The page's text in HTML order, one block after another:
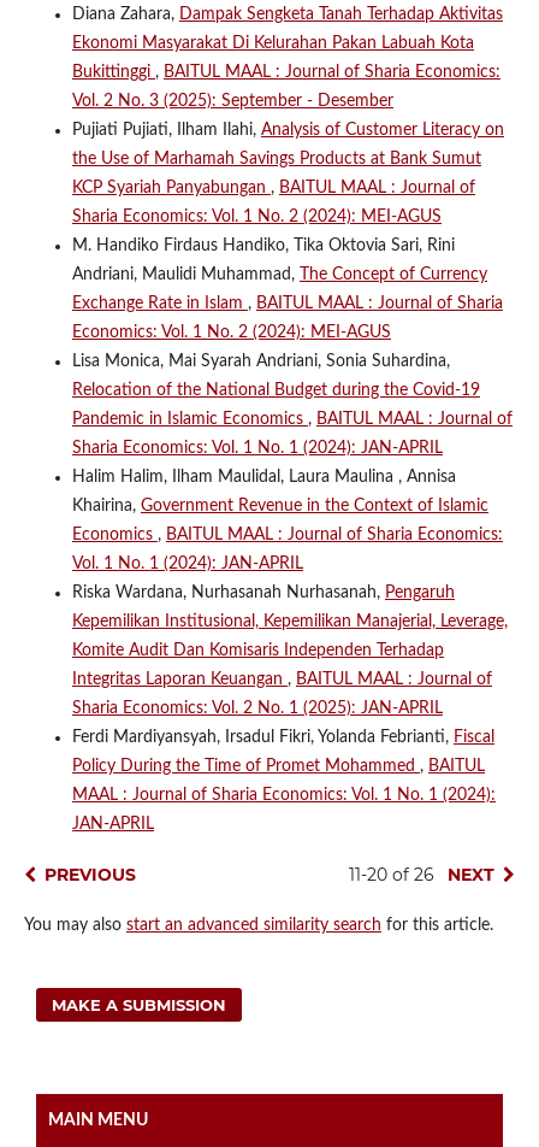
Diana Zahara,
Dampak Sengketa Tanah Terhadap Aktivitas
Ekonomi Masyarakat Di Kelurahan Pakan Labuah Kota
Bukittinggi , BAITUL MAAL : Journal of Sharia Economics:
Vol. 2 No. 3 (2025): September - Desember
Pujiati Pujiati, Ilham Ilahi, Analysis of Customer Literacy on
the Use of Marhamah Savings Products at Bank Sumut
KCP Syariah Panyabungan , BAITUL MAAL : Journal of
Sharia Economics: Vol. 1 No. 2 (2024): MEI-AGUS
M. Handiko Firdaus Handiko, Tika Oktovia Sari, Rini
Andriani, Maulidi Muhammad,
The Concept of Currency
Exchange Rate in Islam , BAITUL MAAL : Journal of Sharia
Economics: Vol. 1 No. 2 (2024): MEI-AGUS
Lisa Monica, Mai Syarah Andriani, Sonia Suhardina,
Relocation of the National Budget during the Covid-19
Pandemic in Islamic Economics , BAITUL MAAL : Journal of
Sharia Economics: Vol. 1 No. 1 (2024): JAN-APRIL
Halim Halim, Ilham Maulidal, Laura Maulina , Annisa
Khairina, Government Revenue in the Context of Islamic
Economics , BAITUL MAAL : Journal of Sharia Economics:
Vol. 1 No. 1 (2024): JAN-APRIL
Riska Wardana, Nurhasanah Nurhasanah, Pengaruh
Kepemilikan Institusional, Kepemilikan Manajerial, Leverage,
Komite Audit Dan Komisaris Independen Terhadap
Integritas Laporan Keuangan , BAITUL MAAL : Journal of
Sharia Economics: Vol. 2 No. 1 (2025): JAN-APRIL
Ferdi Mardiyansyah, Irsadul Fikri, Yolanda Febrianti, Fiscal
Policy During the Time of Promet Mohammed , BAITUL
MAAL : Journal of Sharia Economics: Vol. 1 No. 1 (2024):
JAN-APRIL
PREVIOUS 11-20 of 26 NEXT
You may also start an advanced similarity search for this article.
MAKE A SUBMISSION
MAIN MENU